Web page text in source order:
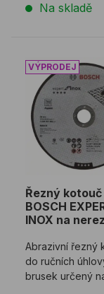
Na skladě
Řezný kotouč
Řezný kotouč
BOSCH
INOX na nerez
Abrazivní řezný
do ručních
brusek určený